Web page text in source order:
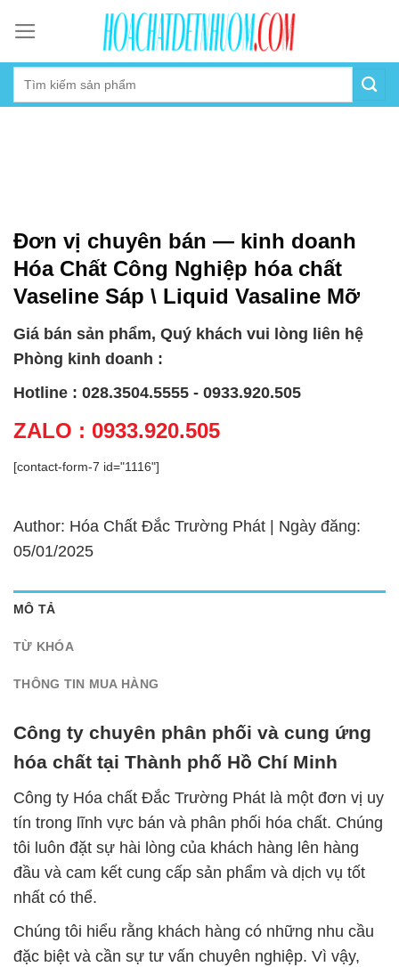
content
Đơn vị chuyên bán — kinh doanh
Hóa Chất Công Nghiệp hóa chất
Vaseline Sáp \ Liquid Vasaline Mỡ
Giá bán sản phẩm, Quý khách vui lòng liên hệ
Phòng kinh doanh :
Hotline : 028.3504.5555 - 0933.920.505
ZALO : 0933.920.505
[contact-form-7 id="1116"]
Author: Hóa Chất Đắc Trường Phát | Ngày đăng:
05/01/2025
MÔ TẢ
TỪ KHÓA
THÔNG TIN MUA HÀNG
Công ty chuyên phân phối và cung ứng
hóa chất tại Thành phố Hồ Chí Minh
Công ty Hóa chất Đắc Trường Phát là một đơn vị uy
tín trong lĩnh vực bán và phân phối hóa chất. Chúng
tôi luôn đặt sự hài lòng của khách hàng lên hàng
đầu và cam kết cung cấp sản phẩm và dịch vụ tốt
nhất có thể.
Chúng tôi hiểu rằng khách hàng có những nhu cầu
đặc biệt và cần sự tư vấn chuyên nghiệp. Vì vậy,